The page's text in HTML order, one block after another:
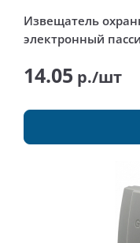
Извещатель
электронный
14.05 р./шт